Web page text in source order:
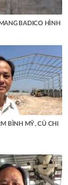
BADICO HÌNH
BÌNH MỸ , CỦ CHI